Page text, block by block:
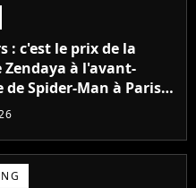
: c'est le prix de la
Zendaya à l'avant-
de Spider-Man à Paris,
pas besoin de coûter